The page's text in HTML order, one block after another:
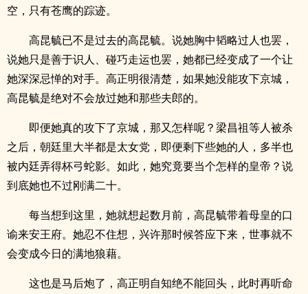
空，只有苍鹰的踪迹。
高昆毓已不是过去的高昆毓。说她胸中韬略过人也罢，
说她只是善于识人、碰巧走运也罢，她都已经变成了一个让
她深深忌惮的对手。高正明很清楚，如果她没能攻下京城，
高昆毓是绝对不会放过她和那些夫郎的。
即便她真的攻下了京城，那又怎样呢？梁昌祖等人被杀
之后，朝廷里大半都是太女党，即便剩下些她的人，多半也
被内廷弄得杯弓蛇影。如此，她究竟要当个怎样的皇帝？说
到底她也不过刚满二十。
每当想到这里，她就想起数月前，高昆毓带着母皇的口
谕来安王府。她忍不住想，兴许那时候答应下来，世事就不
会变成今日的满地狼藉。
这也是马后炮了，高正明自知绝不能回头，此时再听命